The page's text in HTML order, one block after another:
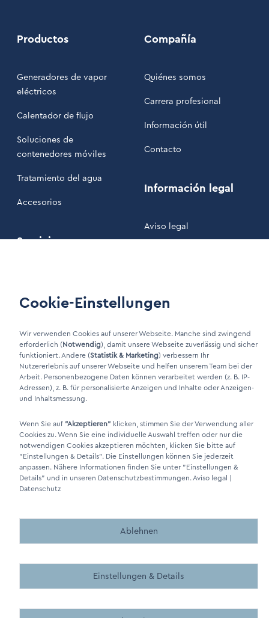
Productos
Generadores de vapor
eléctricos
Calentador de flujo
Soluciones de
contenedores móviles
Tratamiento del agua
Accesorios
Servicio
Área de clientes
Compañía
Quiénes somos
Carrera profesional
Información útil
Contacto
Información legal
Aviso legal
LinkIn Link
Xing Link
DINO Dampferzeuger GmbH - Generadores de vapor eléctricos
"Made in Germany" 2026
Made by BergMedia - Magento2 Design und Entwicklung aus
Made by BergMedia©
Cookie-Einstellungen
Wir verwenden Cookies auf unserer Webseite. Manche sind zwingend
erforderlich (Notwendig), damit unsere Webseite zuverlässig und sicher
funktioniert. Andere (Statistik & Marketing) verbessern Ihr
Nutzererlebnis auf unserer Webseite und helfen unserem Team bei der
Arbeit. Personenbezogene Daten können verarbeitet werden (z. B. IP-
Adressen), z. B. für personalisierte Anzeigen und Inhalte oder Anzeigen-
und Inhaltsmessung.
Wenn Sie auf "Akzeptieren" klicken, stimmen Sie der Verwendung aller
Cookies zu. Wenn Sie eine individuelle Auswahl treffen oder nur die
notwendigen Cookies akzeptieren möchten, klicken Sie bitte auf
"Einstellungen & Details". Die Einstellungen können Sie jederzeit
anpassen. Nähere Informationen finden Sie unter "Einstellungen &
Details" und in unseren Datenschutzbestimmungen.Aviso legal |
Datenschutz
Ablehnen
Einstellungen & Details